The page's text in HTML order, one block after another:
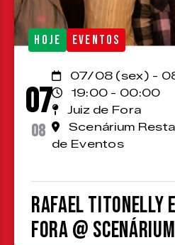
HOJE EVENTOS
07
08
07/08 (sex) -
19:00 - 00:00
Juiz de Fora
Scenárium
de Eventos
Rafael Titonelly
Fora @ Scenárium